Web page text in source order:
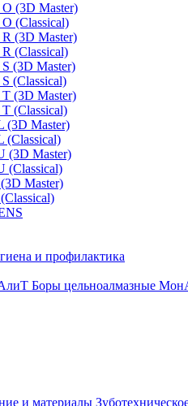
(3D Master)
(Classical)
(3D Master)
(Classical)
(3D Master)
(Classical)
(3D Master)
(Classical)
(3D Master)
(Classical)
(3D Master)
(Classical)
Master)
и профилактика
Боры цельноалмазные